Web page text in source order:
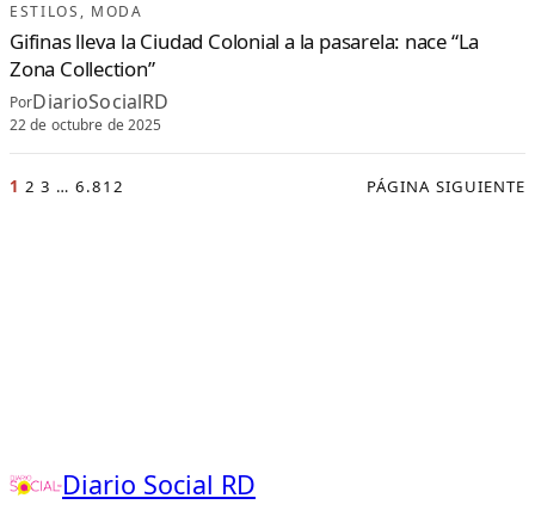
ESTILOS , MODA
Gifinas lleva la Ciudad Colonial a la pasarela: nace “La
Zona Collection”
PorDiarioSocialRD
22 de octubre de 2025
1 2 3 … 6.812 PÁGINA SIGUIENTE
Diario Social RD